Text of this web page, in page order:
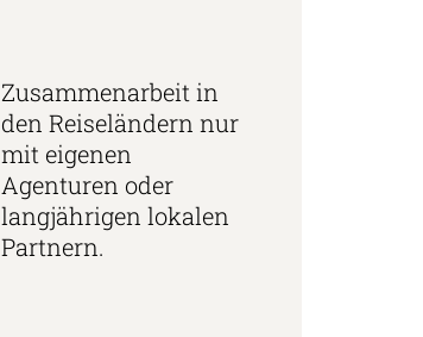
Zusammenarbeit in
den Reiseländern nur
mit eigenen
Agenturen oder
langjährigen lokalen
Partnern.